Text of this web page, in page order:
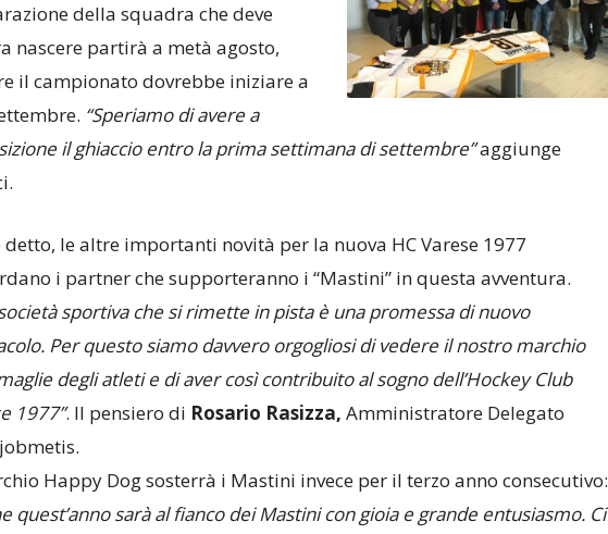
della squadra che deve
nascere partirà a metà agosto,
il campionato dovrebbe iniziare a
“Speriamo di avere a
il ghiaccio entro la prima settimana di settembre”aggiunge
detto, le altre importanti novità per la nuova HC Varese 1977
i partner che supporteranno i “Mastini” in questa avventura.
sportiva che si rimette in pista è una promessa di nuovo
Per questo siamo davvero orgogliosi di vedere il nostro marchio
degli atleti e di aver così contribuito al sogno dell’Hockey Club
1977”. Il pensiero di Rosario Rasizza, Amministratore Delegato
Happy Dog sosterrà i Mastini invece per il terzo anno consecutivo:
quest’anno sarà al fianco dei Mastini con gioia e grande entusiasmo. Ci